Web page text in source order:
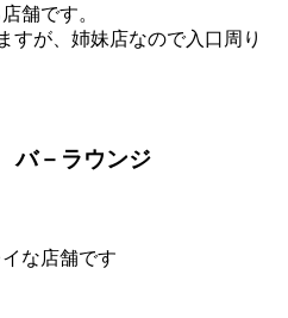
舗です。
すが、姉妹店なので入口周り
－ラウンジ
な店舗です